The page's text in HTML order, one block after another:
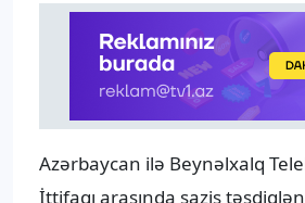
Azərbaycan ilə Beynəlxalq
İttifaqı arasında saziş